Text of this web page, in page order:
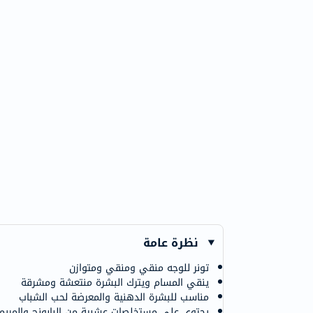
نظرة عامة
تونر للوجه منقي ومنقي ومتوازن
ينقي المسام ويترك البشرة منتعشة ومشرقة
مناسب للبشرة الدهنية والمعرضة لحب الشباب